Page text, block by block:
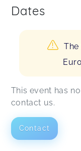
Dates
This event has
contact us.
Contact